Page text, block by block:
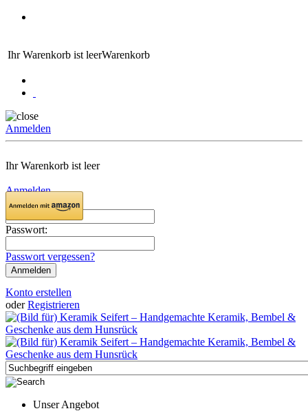
Ihr Warenkorb ist leerWarenkorb
Anmelden
Ihr Warenkorb ist leer
Anmelden
Email:
Passwort:
Passwort vergessen?
Konto erstellen
oder Registrieren
Unser Angebot